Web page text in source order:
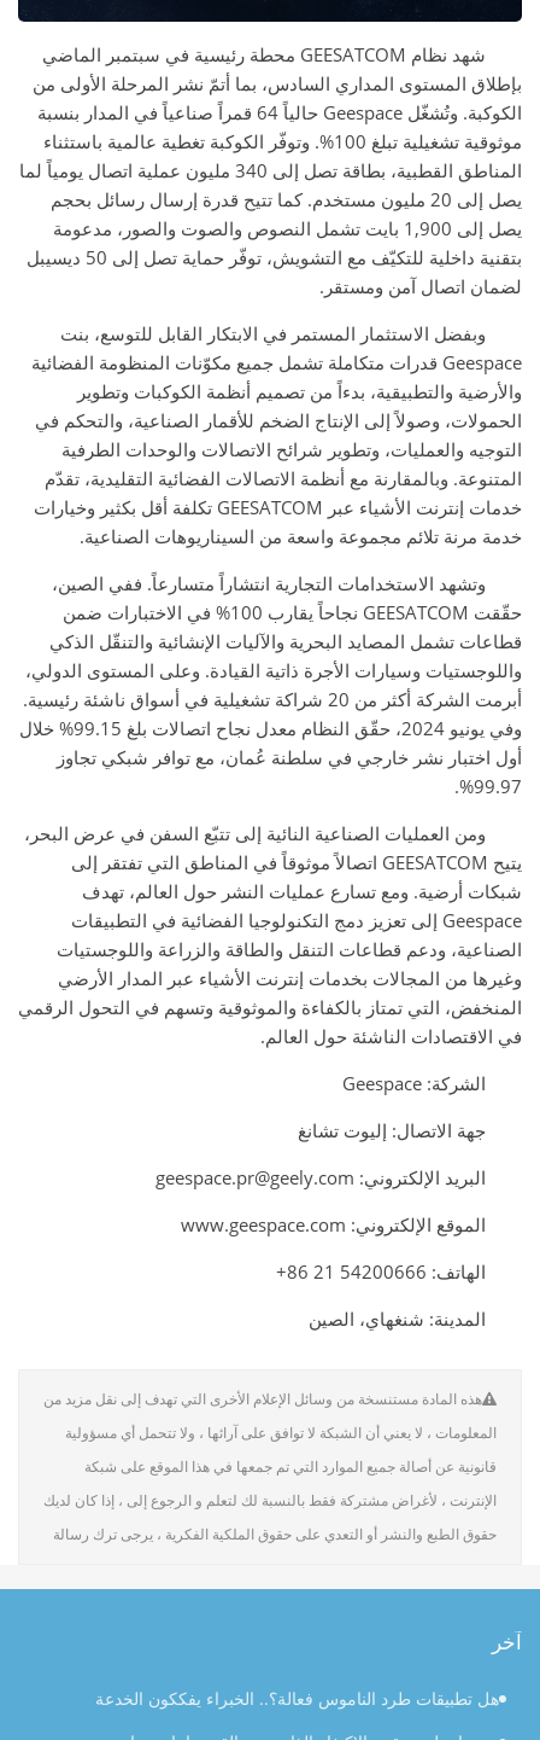
شهد نظام GEESATCOM محطة رئيسية في سبتمبر الماضي
بإطلاق المستوى المداري السادس، بما أتمّ نشر المرحلة الأولى من
الكوكبة. وتُشغّل Geespace حالياً 64 قمراً صناعياً في المدار بنسبة
موثوقية تشغيلية تبلغ 100%. وتوفّر الكوكبة تغطية عالمية باستثناء
المناطق القطبية، بطاقة تصل إلى 340 مليون عملية اتصال يومياً لما
يصل إلى 20 مليون مستخدم. كما تتيح قدرة إرسال رسائل بحجم
يصل إلى 1,900 بايت تشمل النصوص والصوت والصور، مدعومة
بتقنية داخلية للتكيّف مع التشويش، توفّر حماية تصل إلى 50 ديسيبل
لضمان اتصال آمن ومستقر.
وبفضل الاستثمار المستمر في الابتكار القابل للتوسع، بنت
Geespace قدرات متكاملة تشمل جميع مكوّنات المنظومة الفضائية
والأرضية والتطبيقية، بدءاً من تصميم أنظمة الكوكبات وتطوير
الحمولات، وصولاً إلى الإنتاج الضخم للأقمار الصناعية، والتحكم في
التوجيه والعمليات، وتطوير شرائح الاتصالات والوحدات الطرفية
المتنوعة. وبالمقارنة مع أنظمة الاتصالات الفضائية التقليدية، تقدّم
خدمات إنترنت الأشياء عبر GEESATCOM تكلفة أقل بكثير وخيارات
خدمة مرنة تلائم مجموعة واسعة من السيناريوهات الصناعية.
وتشهد الاستخدامات التجارية انتشاراً متسارعاً. ففي الصين،
حقّقت GEESATCOM نجاحاً يقارب 100% في الاختبارات ضمن
قطاعات تشمل المصايد البحرية والآليات الإنشائية والتنقّل الذكي
واللوجستيات وسيارات الأجرة ذاتية القيادة. وعلى المستوى الدولي،
أبرمت الشركة أكثر من 20 شراكة تشغيلية في أسواق ناشئة رئيسية.
وفي يونيو 2024، حقّق النظام معدل نجاح اتصالات بلغ 99.15% خلال
أول اختبار نشر خارجي في سلطنة عُمان، مع توافر شبكي تجاوز
99.97%.
ومن العمليات الصناعية النائية إلى تتبّع السفن في عرض البحر،
يتيح GEESATCOM اتصالاً موثوقاً في المناطق التي تفتقر إلى
شبكات أرضية. ومع تسارع عمليات النشر حول العالم، تهدف
Geespace إلى تعزيز دمج التكنولوجيا الفضائية في التطبيقات
الصناعية، ودعم قطاعات التنقل والطاقة والزراعة واللوجستيات
وغيرها من المجالات بخدمات إنترنت الأشياء عبر المدار الأرضي
المنخفض، التي تمتاز بالكفاءة والموثوقية وتسهم في التحول الرقمي
في الاقتصادات الناشئة حول العالم.
الشركة: Geespace
جهة الاتصال: إليوت تشانغ
البريد الإلكتروني: geespace.pr@geely.com
الموقع الإلكتروني: www.geespace.com
الهاتف: ‎+86 21 54200666
المدينة: شنغهاي، الصين
هذه المادة مستنسخة من وسائل الإعلام الأخرى التي تهدف إلى نقل مزيد من
المعلومات ، لا يعني أن الشبكة لا توافق على آرائها ، ولا تتحمل أي مسؤولية
قانونية عن أصالة جميع الموارد التي تم جمعها في هذا الموقع على شبكة
الإنترنت ، لأغراض مشتركة فقط بالنسبة لك لتعلم و الرجوع إلى ، إذا كان لديك
حقوق الطبع والنشر أو التعدي على حقوق الملكية الفكرية ، يرجى ترك رسالة
آخر
هل تطبيقات طرد الناموس فعالة؟.. الخبراء يفككون الخدعة